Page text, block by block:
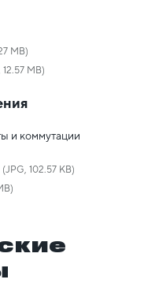
MB)
12.57 MB)
и коммутации
(JPG, 102.57 KB)